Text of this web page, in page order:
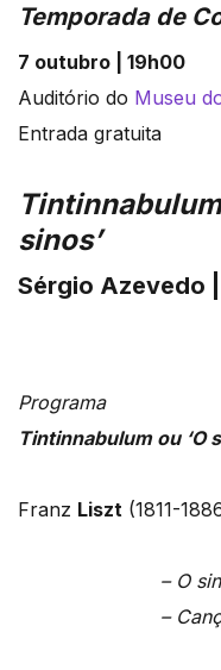
Temporada de
7 outubro | 19h00
Auditório do Museu
Entrada gratuita
sinos’
Sérgio Azevedo |
Programa
Tintinnabulum ou ‘O
Franz Liszt (1811-
– O
–